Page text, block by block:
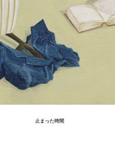
止まった時間